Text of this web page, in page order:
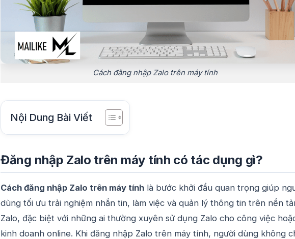
Cách đăng nhập Zalo trên máy tính
Nội Dung Bài Viết
Đăng nhập Zalo trên máy tính có tác dụng gì?
Cách đăng nhập Zalo trên máy tính là bước khởi đầu quan trọng giúp
dùng tối ưu trải nghiệm nhắn tin, làm việc và quản lý thông tin trên nền
Zalo, đặc biệt với những ai thường xuyên sử dụng Zalo cho công việc
kinh doanh online. Khi đăng nhập Zalo trên máy tính, người dùng không